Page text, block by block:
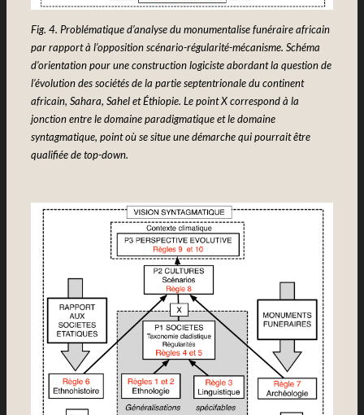
Fig. 4. Problématique d’analyse du monumentalise funéraire africain
par rapport à l’opposition scénario-régularité-mécanisme. Schéma
d’orientation pour une construction logiciste abordant la question de
l’évolution des sociétés de la partie septentrionale du continent
africain, Sahara, Sahel et Éthiopie. Le point X correspond à la
jonction entre le domaine paradigmatique et le domaine
syntagmatique, point où se situe une démarche qui pourrait être
qualifiée de top-down.